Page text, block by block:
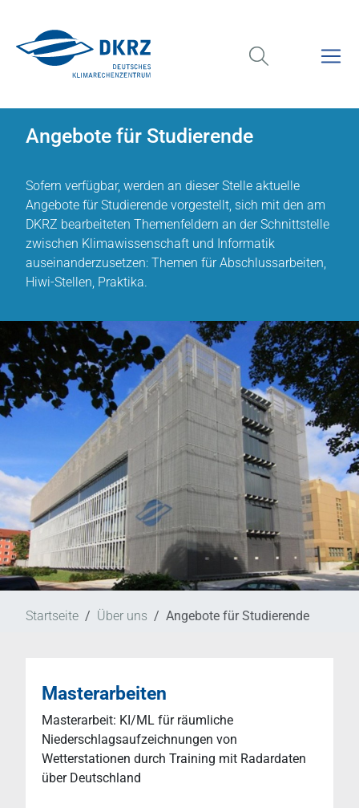
Angebote für Studierende
Sofern verfügbar, werden an dieser Stelle aktuelle
Angebote für Studierende vorgestellt, sich mit den am
DKRZ bearbeiteten Themenfeldern an der Schnittstelle
zwischen Klimawissenschaft und Informatik
auseinanderzusetzen: Themen für Abschlussarbeiten,
Hiwi-Stellen, Praktika.
Startseite Über uns Angebote für Studierende
Masterarbeiten
Masterarbeit: KI/ML für räumliche
Niederschlagsaufzeichnungen von
Wetterstationen durch Training mit Radardaten
über Deutschland